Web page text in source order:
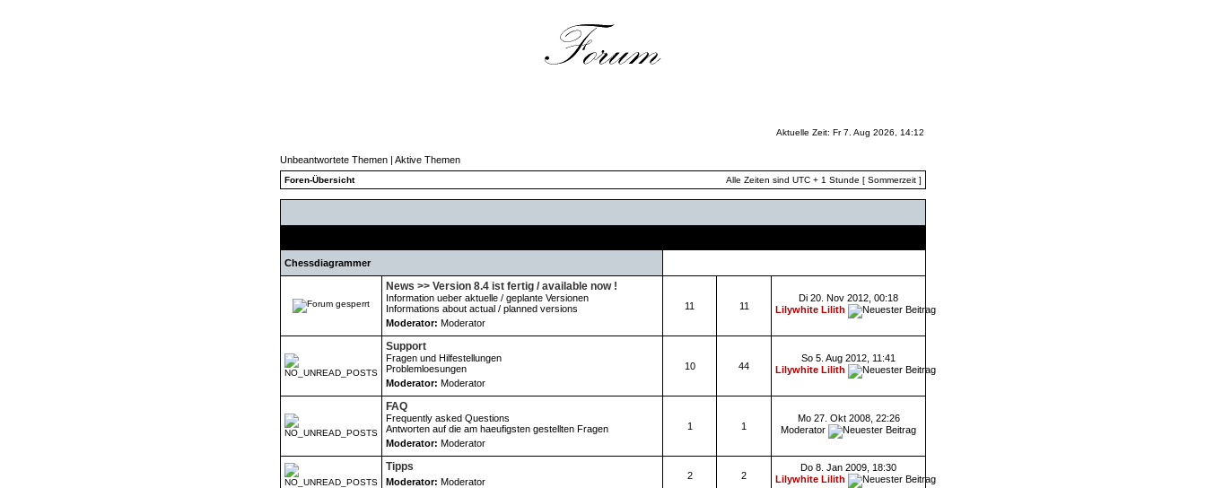
Aktuelle Zeit: Fr 7. Aug 2026, 14:12
Unbeantwortete Themen | Aktive Themen
Foren-Übersicht Alle Zeiten sind UTC + 1 Stunde [ Sommerzeit ]
Chessdiagrammer
News >> Version 8.4 ist fertig / available now !
Information ueber aktuelle / geplante Versionen
Informations about actual / planned versions
Moderator: Moderator
11 11
Di 20. Nov 2012, 00:18
Lilywhite Lilith
Support
Fragen und Hilfestellungen
Problemloesungen
Moderator: Moderator
10 44
So 5. Aug 2012, 11:41
Lilywhite Lilith
FAQ
Frequently asked Questions
Antworten auf die am haeufigsten gestellten Fragen
Moderator: Moderator
1 1
Mo 27. Okt 2008, 22:26
Moderator
Tipps
Moderator: Moderator
2 2
Do 8. Jan 2009, 18:30
Lilywhite Lilith